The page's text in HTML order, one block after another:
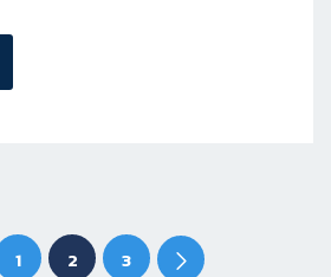
1 2 3